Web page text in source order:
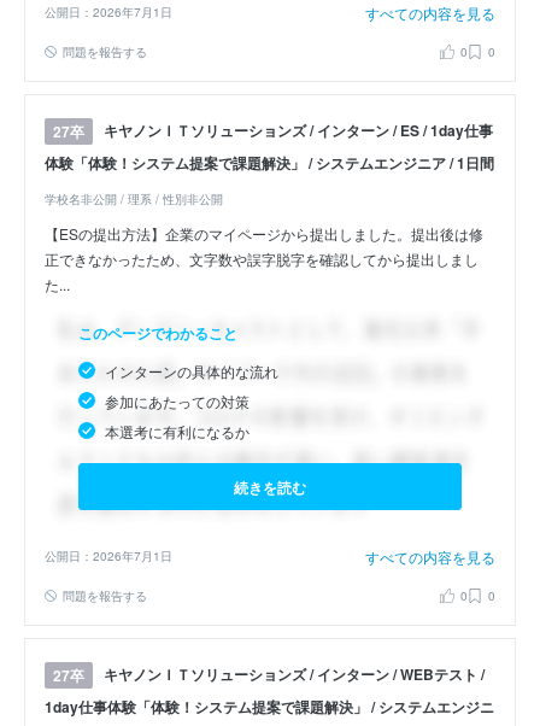
公開日：2026年7月1日 すべての内容を見る
問題を報告する 0 0
27卒
キヤノンＩＴソリューションズ / インターン / ES / 1day仕事
体験「体験！システム提案で課題解決」 / システムエンジニア / 1日間
学校名非公開 / 理系 / 性別非公開
【ESの提出方法】企業のマイページから提出しました。提出後は修
正できなかったため、文字数や誤字脱字を確認してから提出しまし
た...
このページでわかること
インターンの具体的な流れ
参加にあたっての対策
本選考に有利になるか
続きを読む
公開日：2026年7月1日 すべての内容を見る
問題を報告する 0 0
27卒
キヤノンＩＴソリューションズ / インターン / WEBテスト /
1day仕事体験「体験！システム提案で課題解決」 / システムエンジニ